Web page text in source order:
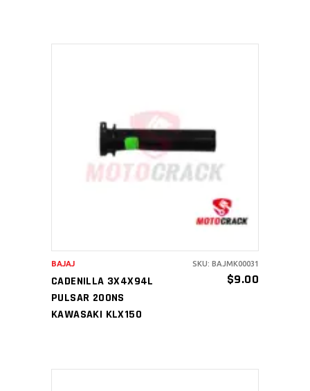
AÑADIR AL CARRITO
CADENILLA 3X4X94L
PULSAR 200NS
KAWASAKI KLX150
$9.00
BAJAJ SKU: BAJMK00031